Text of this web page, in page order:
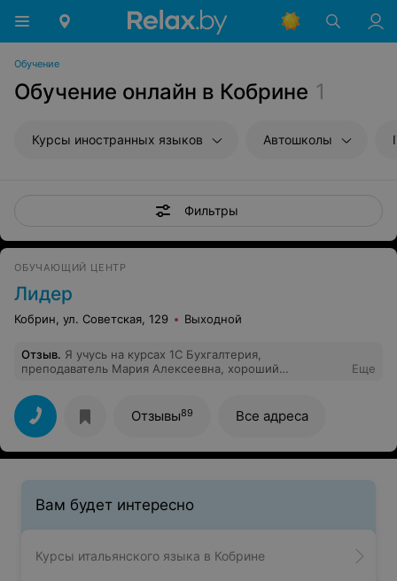
Обучение
Обучение онлайн в Кобрине 1
Курсы иностранных языков Автошколы
Фильтры
ОБУЧАЮЩИЙ ЦЕНТР
Лидер
Кобрин, ул. Советская, 129 Выходной
Отзыв. Я учусь на курсах 1С Бухгалтерия,
преподаватель Мария Алексеевна, хороший
бы только не устаревшая программа и оборудование.
Очень бы хотелось чтобы что бы обновили программу
и компьютеры. Намного удобнее работать и тем более
учиться на компьютере который не виснет и работает
мышка.
Еще
Отзывы89 Все адреса
Вам будет интересно
Курсы итальянского языка в Кобрине